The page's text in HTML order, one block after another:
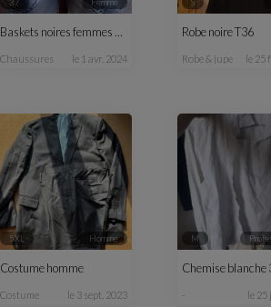
37 femme
Baskets noires femmes T37
chaussures le 1 avr. 2024
S
Robe noire T36
robe & jupe le 25
5XL homme
Costume homme
costume le 3 sept. 2023
M
Chemise blanche
- le 25